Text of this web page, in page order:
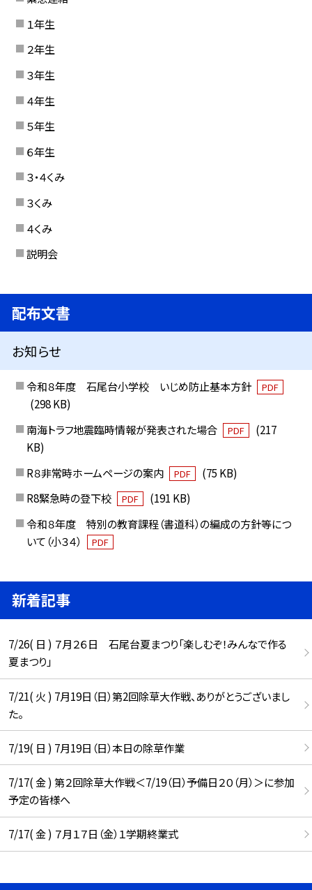
１年生
２年生
３年生
４年生
５年生
６年生
３・４くみ
３くみ
４くみ
説明会
配布文書
お知らせ
令和８年度 石尾台小学校 いじめ防止基本方針 PDF
(298 KB)
南海トラフ地震臨時情報が発表された場合
PDF
(217
KB)
R８非常時ホームページの案内
PDF
(75 KB)
R8緊急時の登下校
PDF
(191 KB)
令和８年度 特別の教育課程（書道科）の編成の方針等につ
いて（小３４）
PDF
新着記事
7/26( 日 ) ７月２６日 石尾台夏まつり「楽しむぞ！みんなで作る
夏まつり」
7/21( 火 ) 7月19日（日）第2回除草大作戦、ありがとうございまし
た。
7/19( 日 ) 7月19日（日）本日の除草作業
7/17( 金 ) 第２回除草大作戦＜7/19（日）予備日２０（月）＞に参加
予定の皆様へ
7/17( 金 ) ７月１７日（金）１学期終業式